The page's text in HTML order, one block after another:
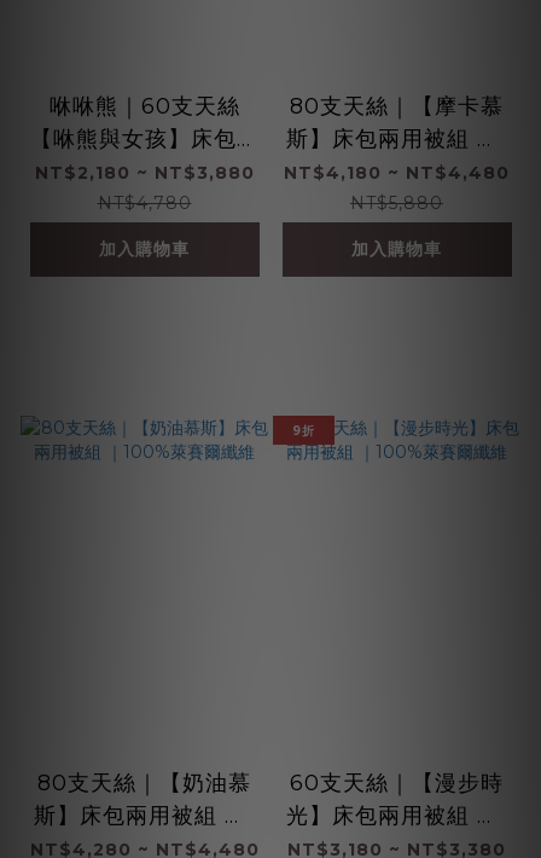
咻咻熊｜60支天絲
【咻熊與女孩】床包兩
用被組 ｜100%萊賽爾
纖維
NT$2,180 ~ NT$3,880
NT$4,780
加入購物車
80支天絲｜【摩卡慕
斯】床包兩用被組 ｜1
00%萊賽爾纖維
NT$4,180 ~ NT$4,480
NT$5,880
加入購物車
80支天絲｜【奶油慕
斯】床包兩用被組 ｜1
00%萊賽爾纖維
NT$4,280 ~ NT$4,480
9折
60支天絲｜【漫步時
光】床包兩用被組 ｜1
00%萊賽爾纖維
NT$3,180 ~ NT$3,380